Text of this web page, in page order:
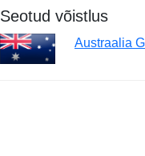
Seotud võistlus
Austraalia